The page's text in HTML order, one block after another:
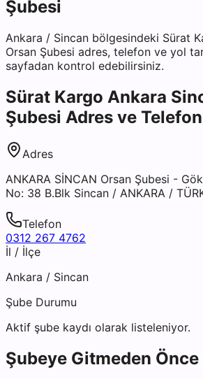
Şubesi
Ankara / Sincan bölgesindeki Sürat
Orsan Şubesi adres, telefon ve yol
sayfadan kontrol edebilirsiniz.
Sürat Kargo Ankara
Şubesi Adres ve
Adres
ANKARA SİNCAN Orsan Şubesi -
No: 38 B.Blk Sincan / ANKARA /
Telefon
0312 267 4762
İl / İlçe
Ankara / Sincan
Şube Durumu
Aktif şube kaydı olarak listeleniyor.
Şubeye Gitmeden